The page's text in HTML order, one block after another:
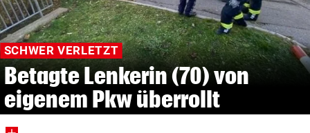
SCHWER VERLETZT
Betagte Lenkerin (70) von
eigenem Pkw überrollt